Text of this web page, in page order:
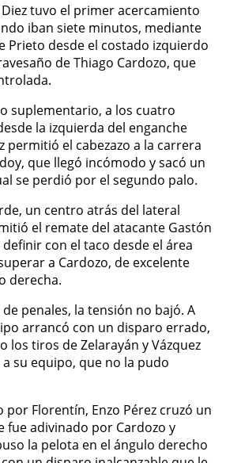
tuvo el primer acercamiento
iban siete minutos, mediante
Prieto desde el costado izquierdo
de Thiago Cardozo, que
suplementario, a los cuatro
la izquierda del enganche
permitió el cabezazo a la carrera
que llegó incómodo y sacó un
se perdió por el segundo palo.
un centro atrás del lateral
el remate del atacante Gastón
con el taco desde el área
a Cardozo, de excelente
derecha.
penales, la tensión no bajó. A
arrancó con un disparo errado,
los tiros de Zelarayán y Vázquez
su equipo, que no la pudo
por Florentín, Enzo Pérez cruzó un
fue adivinado por Cardozo y
la pelota en el ángulo derecho